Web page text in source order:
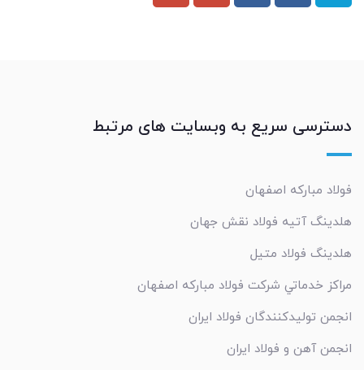
دسترسی سریع به وبسایت های مرتبط
فولاد مبارکه اصفهان
هلدینگ آتیه فولاد نقش جهان
هلدینگ فولاد متیل
مراکز خدماتي شرکت فولاد مبارکه اصفهان
انجمن تولیدکنندگان فولاد ایران
انجمن آهن و فولاد ایران